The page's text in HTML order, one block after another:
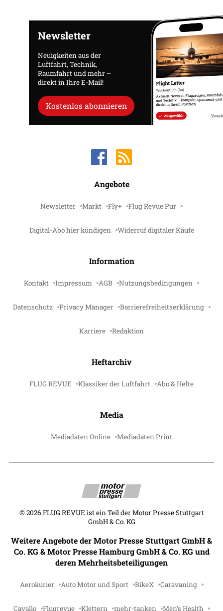
Newsletter
Neuigkeiten aus der
Luftfahrt, Technik,
Raumfahrt und mehr –
direkt in Ihre E-Mail!
Kostenlos abonnieren
Angebote
Newsletter Markt Fly+ Flug Revue Pur
Digital-Abo hier kündigen Widerruf digitaler Käufe
Information
Kontakt Impressum AGB Nutzungsbedingungen
Datenschutz Privacy Manager Barrierefreiheitserklärung
Karriere Redaktion
Heftarchiv
FLUG REVUE Klassiker der Luftfahrt Abo & Hefte
Media
Mediadaten Online Mediadaten Print
© 2026 FLUG REVUE ist ein Teil der Motor Presse Stuttgart
GmbH & Co. KG
Weitere Angebote der Motor Presse Stuttgart GmbH &
Co. KG & Motor Presse Hamburg GmbH & Co. KG und
deren Mehrheitsbeteiligungen
Aerokurier Auto Motor und Sport BikeX Caravaning
Cavallo Flugrevue Klettern mehr-tanken Men's Health